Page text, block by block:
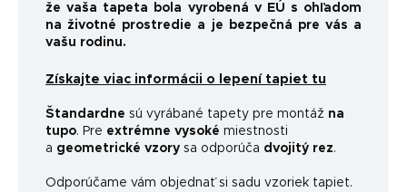
že vaša tapeta bola vyrobená v EÚ s ohľadom
na životné prostredie a je bezpečná pre vás a
vašu rodinu.
Získajte viac informácii o lepení tapiet tu
Štandardne sú vyrábané tapety pre montáž na
tupo. Pre extrémne vysoké miestnosti
a geometrické vzory sa odporúča dvojitý rez.
Odporúčame vám objednať si sadu vzoriek tapiet.